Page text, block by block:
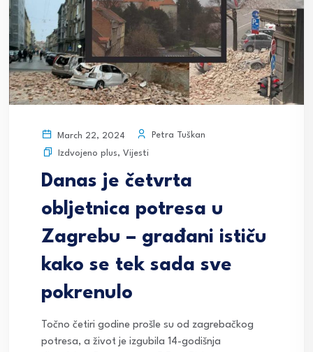
March 22, 2024
Petra Tuškan
Izdvojeno plus, Vijesti
Danas je četvrta
obljetnica potresa u
Zagrebu – građani ističu
kako se tek sada sve
pokrenulo
Točno četiri godine prošle su od zagrebačkog
potresa, a život je izgubila 14-godišnja